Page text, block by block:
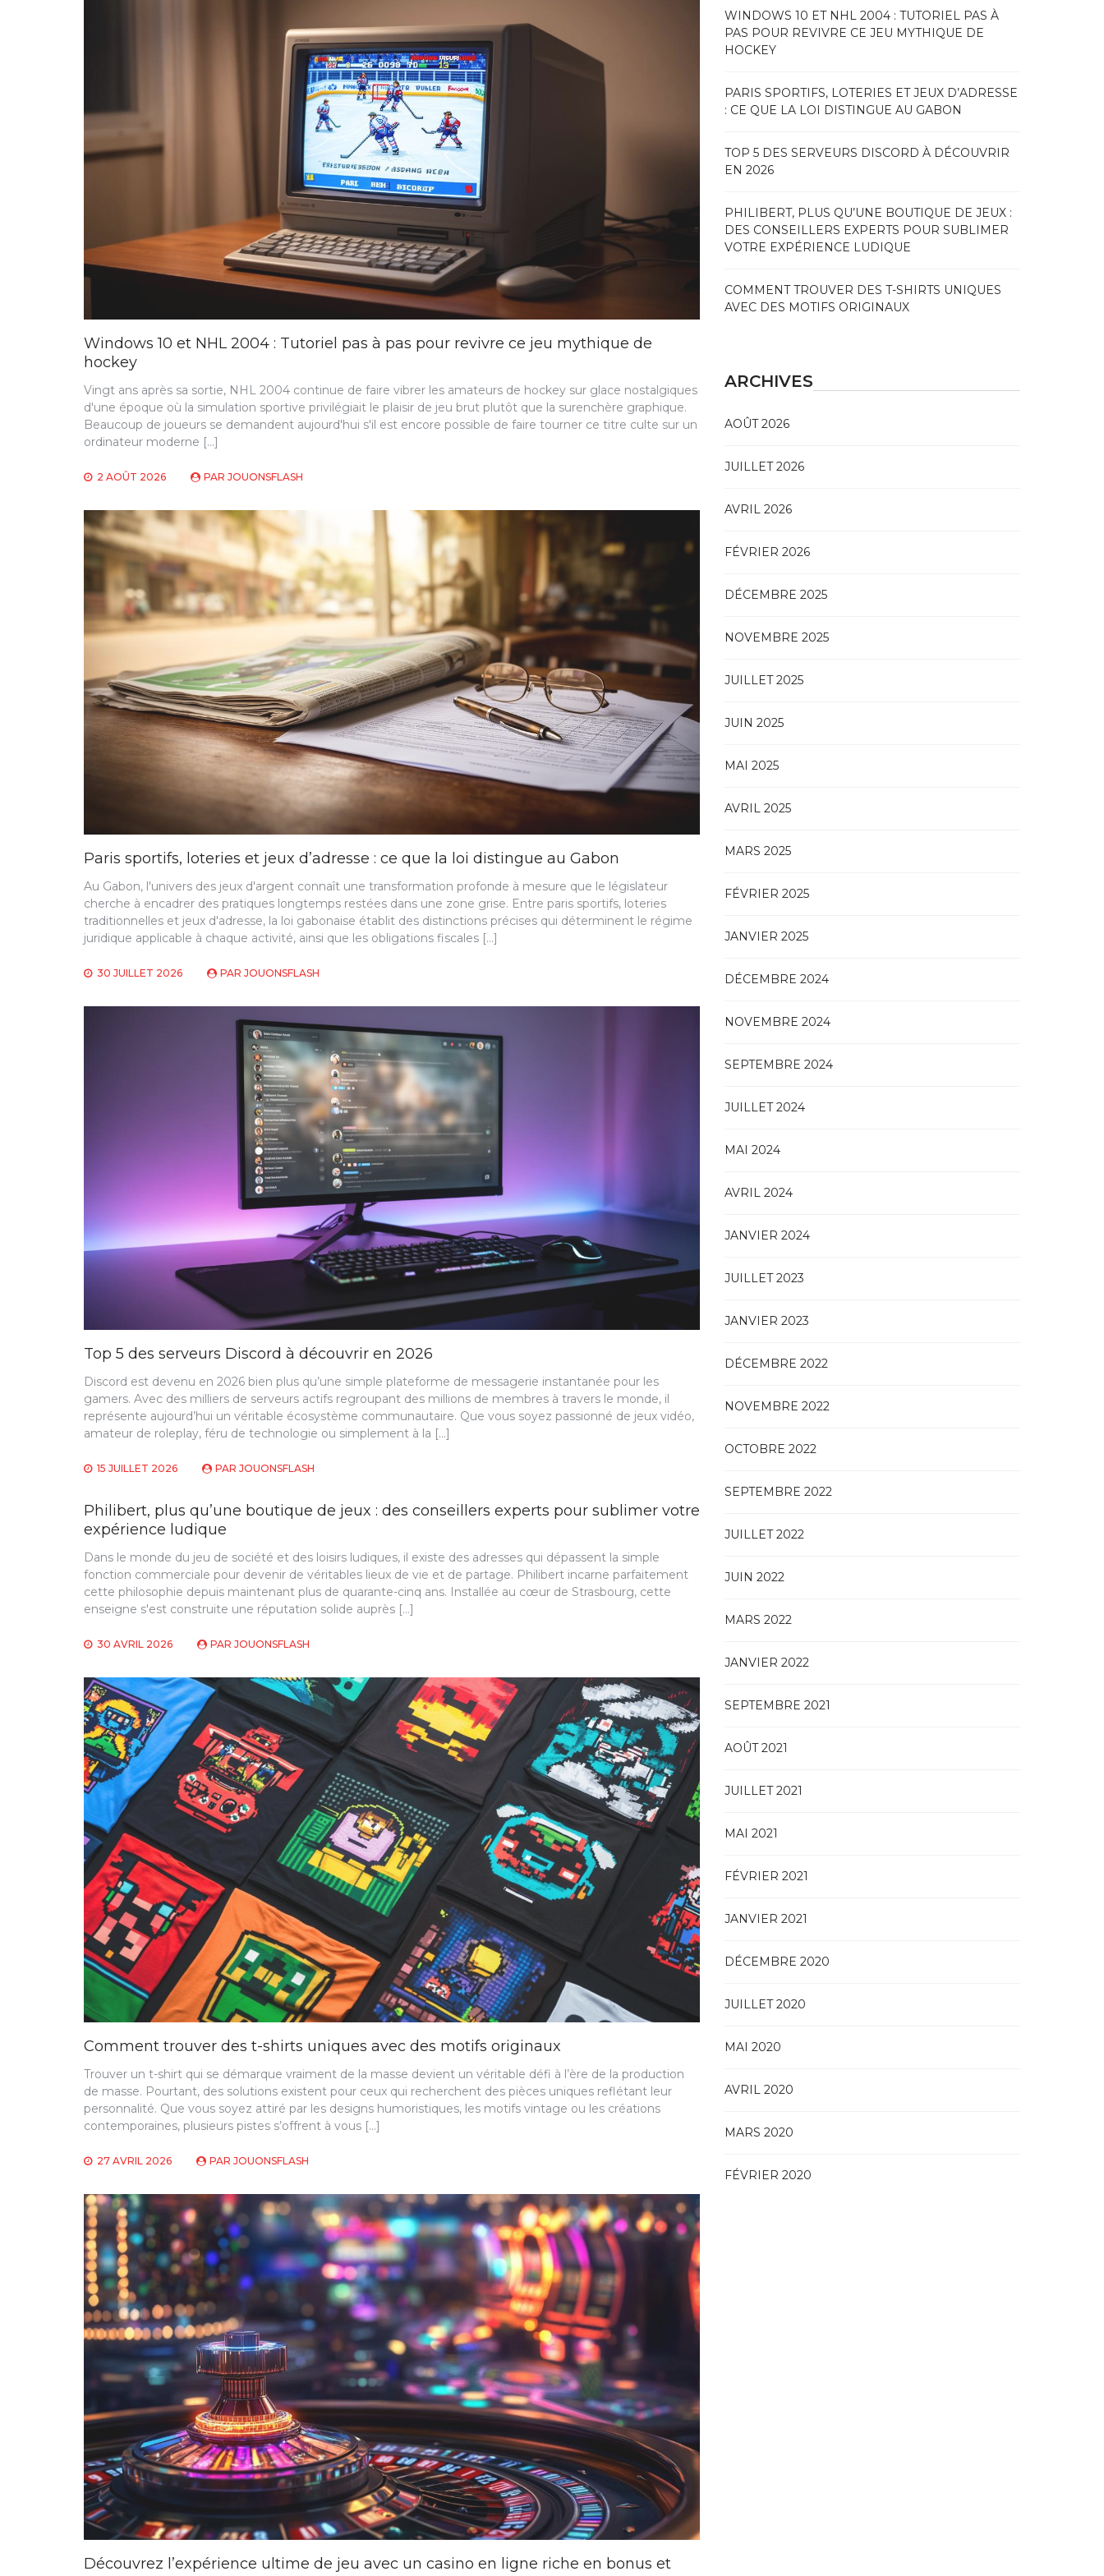
Windows 10 et NHL 2004 : Tutoriel pas à pas pour revivre ce jeu mythique de
hockey
Vingt ans après sa sortie, NHL 2004 continue de faire vibrer les amateurs de hockey sur glace nostalgiques
d'une époque où la simulation sportive privilégiait le plaisir de jeu brut plutôt que la surenchère graphique.
Beaucoup de joueurs se demandent aujourd'hui s'il est encore possible de faire tourner ce titre culte sur un
ordinateur moderne […]
2 AOÛT 2026 PAR JOUONSFLASH
Paris sportifs, loteries et jeux d’adresse : ce que la loi distingue au Gabon
Au Gabon, l'univers des jeux d'argent connaît une transformation profonde à mesure que le législateur
cherche à encadrer des pratiques longtemps restées dans une zone grise. Entre paris sportifs, loteries
traditionnelles et jeux d'adresse, la loi gabonaise établit des distinctions précises qui déterminent le régime
juridique applicable à chaque activité, ainsi que les obligations fiscales […]
30 JUILLET 2026 PAR JOUONSFLASH
Top 5 des serveurs Discord à découvrir en 2026
Discord est devenu en 2026 bien plus qu’une simple plateforme de messagerie instantanée pour les
gamers. Avec des milliers de serveurs actifs regroupant des millions de membres à travers le monde, il
représente aujourd’hui un véritable écosystème communautaire. Que vous soyez passionné de jeux vidéo,
amateur de roleplay, féru de technologie ou simplement à la […]
15 JUILLET 2026 PAR JOUONSFLASH
Philibert, plus qu’une boutique de jeux : des conseillers experts pour sublimer votre
expérience ludique
Dans le monde du jeu de société et des loisirs ludiques, il existe des adresses qui dépassent la simple
fonction commerciale pour devenir de véritables lieux de vie et de partage. Philibert incarne parfaitement
cette philosophie depuis maintenant plus de quarante-cinq ans. Installée au cœur de Strasbourg, cette
enseigne s'est construite une réputation solide auprès […]
30 AVRIL 2026 PAR JOUONSFLASH
Comment trouver des t-shirts uniques avec des motifs originaux
Trouver un t-shirt qui se démarque vraiment de la masse devient un véritable défi à l’ère de la production
de masse. Pourtant, des solutions existent pour ceux qui recherchent des pièces uniques reflétant leur
personnalité. Que vous soyez attiré par les designs humoristiques, les motifs vintage ou les créations
contemporaines, plusieurs pistes s’offrent à vous […]
27 AVRIL 2026 PAR JOUONSFLASH
Découvrez l’expérience ultime de jeu avec un casino en ligne riche en bonus et
WINDOWS 10 ET NHL 2004 : TUTORIEL PAS À
PAS POUR REVIVRE CE JEU MYTHIQUE DE
HOCKEY
PARIS SPORTIFS, LOTERIES ET JEUX D’ADRESSE
: CE QUE LA LOI DISTINGUE AU GABON
TOP 5 DES SERVEURS DISCORD À DÉCOUVRIR
EN 2026
PHILIBERT, PLUS QU’UNE BOUTIQUE DE JEUX :
DES CONSEILLERS EXPERTS POUR SUBLIMER
VOTRE EXPÉRIENCE LUDIQUE
COMMENT TROUVER DES T-SHIRTS UNIQUES
AVEC DES MOTIFS ORIGINAUX
ARCHIVES
AOÛT 2026
JUILLET 2026
AVRIL 2026
FÉVRIER 2026
DÉCEMBRE 2025
NOVEMBRE 2025
JUILLET 2025
JUIN 2025
MAI 2025
AVRIL 2025
MARS 2025
FÉVRIER 2025
JANVIER 2025
DÉCEMBRE 2024
NOVEMBRE 2024
SEPTEMBRE 2024
JUILLET 2024
MAI 2024
AVRIL 2024
JANVIER 2024
JUILLET 2023
JANVIER 2023
DÉCEMBRE 2022
NOVEMBRE 2022
OCTOBRE 2022
SEPTEMBRE 2022
JUILLET 2022
JUIN 2022
MARS 2022
JANVIER 2022
SEPTEMBRE 2021
AOÛT 2021
JUILLET 2021
MAI 2021
FÉVRIER 2021
JANVIER 2021
DÉCEMBRE 2020
JUILLET 2020
MAI 2020
AVRIL 2020
MARS 2020
FÉVRIER 2020